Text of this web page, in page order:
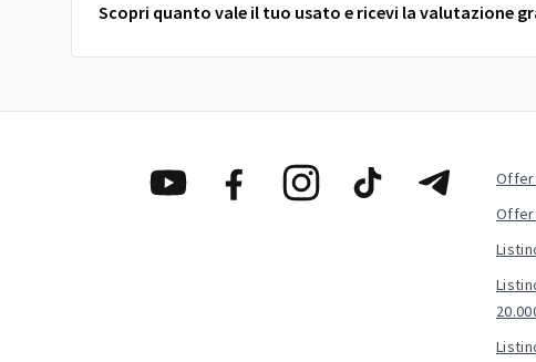
Scopri quanto vale il tuo usato e ricevi la valutazione